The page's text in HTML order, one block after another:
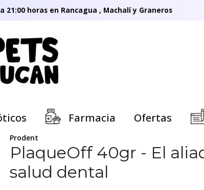
21:00 horas en Rancagua , Machalí y Graneros
Farmacia Ofertas
Prodent
PlaqueOff 40gr - El
salud dental